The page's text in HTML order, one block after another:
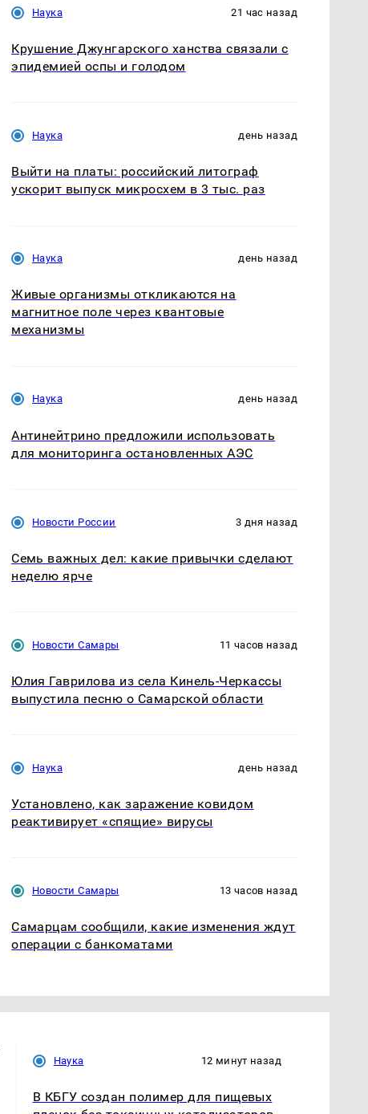
Наука 21 час назад
Крушение Джунгарского ханства связали с
эпидемией оспы и голодом
Наука день назад
Выйти на платы: российский литограф
ускорит выпуск микросхем в 3 тыс. раз
Наука день назад
Живые организмы откликаются на
магнитное поле через квантовые
механизмы
Наука день назад
Антинейтрино предложили использовать
для мониторинга остановленных АЭС
Новости России 3 дня назад
Семь важных дел: какие привычки сделают
неделю ярче
Новости Самары 11 часов назад
Юлия Гаврилова из села Кинель-Черкассы
выпустила песню о Самарской области
Наука день назад
Установлено, как заражение ковидом
реактивирует «спящие» вирусы
Новости Самары 13 часов назад
Самарцам сообщили, какие изменения ждут
операции с банкоматами
Наука 12 минут назад
В КБГУ создан полимер для пищевых